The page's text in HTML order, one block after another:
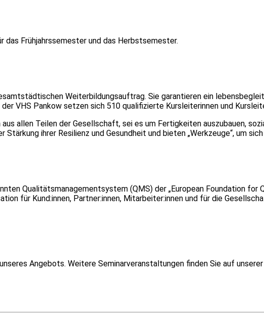
Frühjahrssemester und das Herbstsemester.
Weiterbildungsauftrag. Sie garantieren ein
VHS Pankow setzen sich 510 qualifizierte Kursleiterinnen und
allen Teilen der Gesellschaft, sei es um Fertigkeiten auszubauen,
ihrer Resilienz und Gesundheit und bieten „Werkzeuge“, um
Qualitätsmanagementsystem (QMS) der „European Foundation
für Kund:innen, Partner:innen, Mitarbeiter:innen und für die
Angebots. Weitere Seminarveranstaltungen finden Sie auf